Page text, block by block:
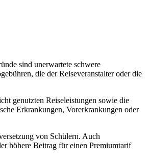
sind unerwartete schwere
die der Reiseveranstalter oder die
genutzten Reiseleistungen sowie die
Erkrankungen, Vorerkrankungen oder
von Schülern. Auch
höhere Beitrag für einen Premiumtarif